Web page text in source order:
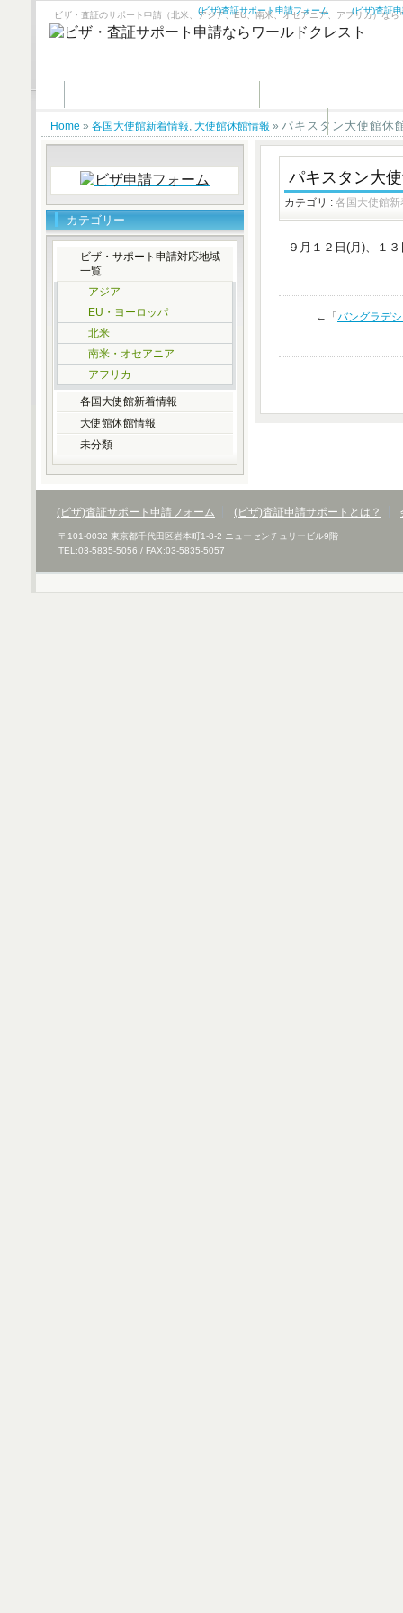
ビザ・査証のサポート申請（北米、アジア、EU、南米、オセアニア、アフリカ）なら
(ビザ)査証サポート申請フォーム (ビザ)査証
ビザサポートお申し込み有難う御座いました。
Home » 各国大使館新着情報, 大使館休館情報 » パキスタン大使館休
パキスタン大
カテゴリ : 各国大使館新
９月１２日(月)、１
←「 バングラデ
カテゴリー
ビザ・サポート申請対応地域
一覧
アジア
EU・ヨーロッパ
北米
南米・オセアニア
アフリカ
各国大使館新着情報
大使館休館情報
未分類
(ビザ)査証サポート申請フォーム (ビザ)査証申請サポートとは？
〒101-0032 東京都千代田区岩本町1-8-2 ニューセンチュリービル9階
TEL:03-5835-5056 / FAX:03-5835-5057